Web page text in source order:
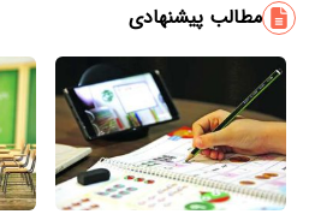
مطالب پیشنهادی